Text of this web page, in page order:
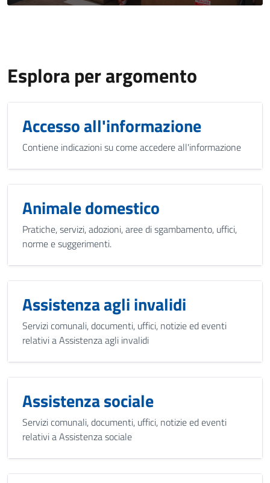
Esplora per argomento
Accesso all'informazione
Contiene indicazioni su come accedere all'informazione
Animale domestico
Pratiche, servizi, adozioni, aree di sgambamento, uffici,
norme e suggerimenti.
Assistenza agli invalidi
Servizi comunali, documenti, uffici, notizie ed eventi
relativi a Assistenza agli invalidi
Assistenza sociale
Servizi comunali, documenti, uffici, notizie ed eventi
relativi a Assistenza sociale